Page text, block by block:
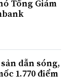
Tổng Giám
dẫn sóng,
1.770 điểm